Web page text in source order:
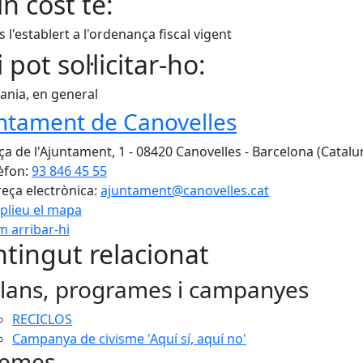
l'establert a l'ordenança fiscal vigent
pot sol·licitar-ho:
en general
de Canovelles
de l'Ajuntament, 1 - 08420 Canovelles - Barcelona
93 846 45 55
electrònica: ajuntament@canovelles.cat
el mapa
arribar-hi
relacionat
programes i campanyes
RECICLOS
Campanya de civisme 'Aquí sí, aquí no'